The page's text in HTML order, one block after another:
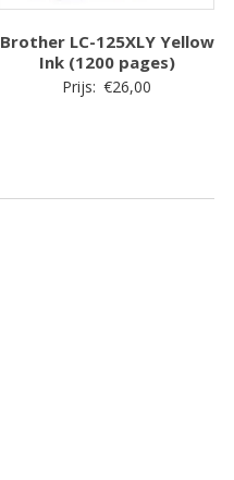
Brother LC-125XLY Yellow
Ink (1200 pages)
Prijs: €26,00